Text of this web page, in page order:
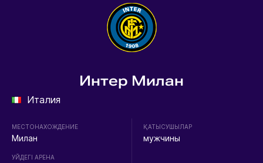
Интер Милан
Италия
МЕСТОНАХОЖДЕНИЕ
Милан
УЙДЕГІ АРЕНА
ҚАТЫСУШЫЛАР
мужчины